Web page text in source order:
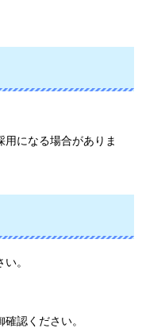
になる場合がありま
。
認ください。